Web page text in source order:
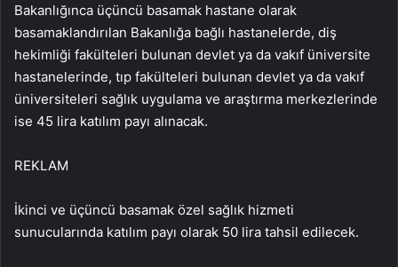
Bakanlığınca üçüncü basamak hastane olarak
basamaklandırılan Bakanlığa bağlı hastanelerde, diş
hekimliği fakülteleri bulunan devlet ya da vakıf üniversite
hastanelerinde, tıp fakülteleri bulunan devlet ya da vakıf
üniversiteleri sağlık uygulama ve araştırma merkezlerinde
ise 45 lira katılım payı alınacak.
REKLAM
İkinci ve üçüncü basamak özel sağlık hizmeti
sunucularında katılım payı olarak 50 lira tahsil edilecek.